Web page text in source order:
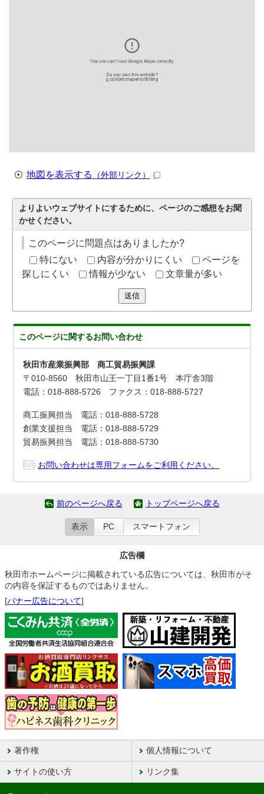
地図を表示する （外部リンク）
よりよいウェブサイトにするために、ページのご感想をお聞
かせください。
このページに問題点はありましたか?
特にない
内容が分かりにくい
ページを
探しにくい
情報が少ない 文章量が多い
送信
このページに関するお問い合わせ
秋田市産業振興部 商工貿易振興課
〒010-8560 秋田市山王一丁目1番1号 本庁舎3階
電話：018-888-5726 ファクス：018-888-5727
商工振興担当 電話：018-888-5728
創業支援担当 電話：018-888-5729
貿易振興担当 電話：018-888-5730
お問い合わせは専用フォームをご利用ください。
前のページへ戻る トップページへ戻る
表示 PC スマートフォン
広告欄
秋田市ホームページに掲載されている広告については、秋田市がそ
の内容を保証するものではありません。
[バナー広告について]
著作権 個人情報について
サイトの使い方 リンク集